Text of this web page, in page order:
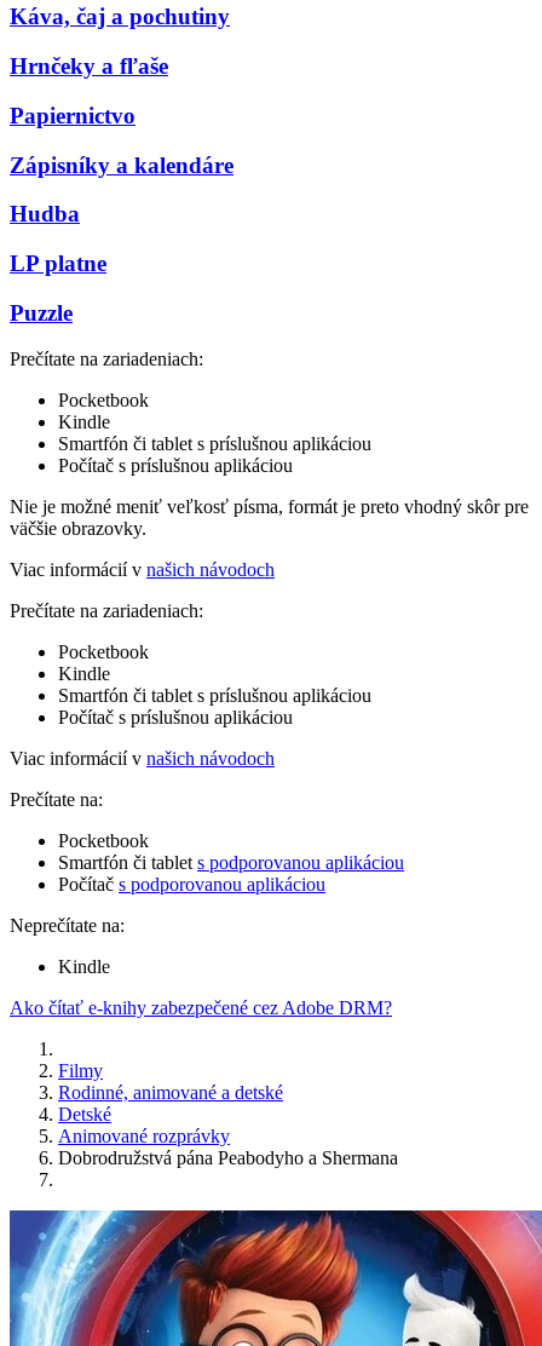
Káva, čaj a pochutiny
Hrnčeky a fľaše
Papiernictvo
Zápisníky a kalendáre
Hudba
LP platne
Puzzle
Prečítate na zariadeniach:
Pocketbook
Kindle
Smartfón či tablet s príslušnou aplikáciou
Počítač s príslušnou aplikáciou
Nie je možné meniť veľkosť písma, formát je preto vhodný skôr pre
väčšie obrazovky.
Viac informácií v našich návodoch
Prečítate na zariadeniach:
Pocketbook
Kindle
Smartfón či tablet s príslušnou aplikáciou
Počítač s príslušnou aplikáciou
Viac informácií v našich návodoch
Prečítate na:
Pocketbook
Smartfón či tablet s podporovanou aplikáciou
Počítač s podporovanou aplikáciou
Neprečítate na:
Kindle
Ako čítať e-knihy zabezpečené cez Adobe DRM?
Filmy
Rodinné, animované a detské
Detské
Animované rozprávky
Dobrodružstvá pána Peabodyho a Shermana